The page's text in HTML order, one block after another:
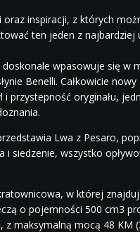
inspiracji, z których
ten jeden z
wpasowuje się w
Benelli. Całkowicie
oryginału,
Lwa z Pesaro,
siedzenie, wszystko
w której
o pojemności 500 cm3
maksymalną mocą 48